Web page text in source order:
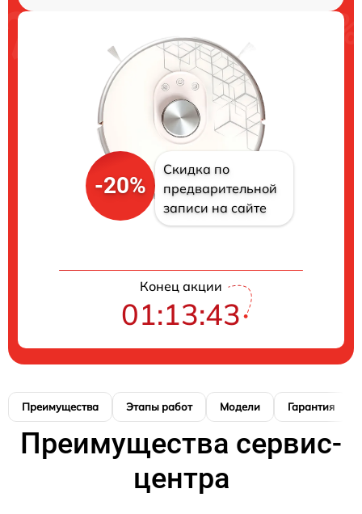
-20%
Скидка по
предварительной
записи на сайте
Конец акции
01:13:42
Преимущества Этапы работ Модели Гарантия
Преимущества сервис-
центра